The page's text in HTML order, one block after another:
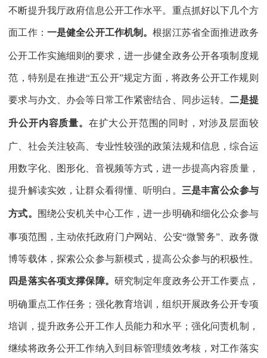
不断提升我厅政府信息公开工作水平。重点抓好以下几个方
面工作： 一是健全公开工作机制。根据江苏省全面推进政务
公开工作实施细则的要求，进一步健全政务公开各项制度规
范，特别是在推进“五公开”规定方面，将政务公开工作规则
要求与办文、办会等日常工作紧密结合、同步运转。二是提
升公开内容质量。 在扩大公开范围的同时，对涉及层面较
广、社会关注较高、专业性较强的政策法规和信息，综合运
用数字化、图形化、音视频等方式，进一步提高内容质量，
提升解读实效，让群众看得懂、听明白。 三是丰富公众参与
方式。 围绕公安机关中心工作，进一步明确和细化公众参与
事项范围，主动依托政府门户网站、公安“微警务”、政务微
博等载体，探索公众参与新模式，提高公众参与的积极性。
四是落实各项支撑保障。 研究制定年度政务公开工作要点，
明确重点工作任务；强化教育培训，组织开展政务公开专项
培训，提升政务公开工作人员能力和水平；强化问责机制，
继续将政务公开工作纳入到目标管理绩效考核，对工作落实